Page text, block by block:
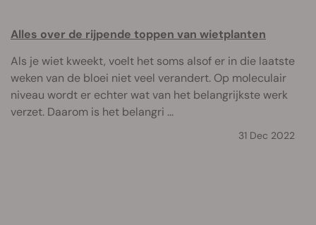
Alles over de rijpende toppen van wietplanten
Als je wiet kweekt, voelt het soms alsof er in die laatste
weken van de bloei niet veel verandert. Op moleculair
niveau wordt er echter wat van het belangrijkste werk
verzet. Daarom is het belangri ...
31 Dec 2022